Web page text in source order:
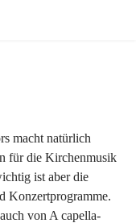
macht natürlich
für die Kirchenmusik
ist aber die
Konzertprogramme.
von A capella-